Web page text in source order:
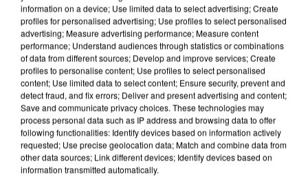
APRÈS TOUTES CES CANICULES, LES REFUGES
DE FAUNE SAUVAGE SONT...
information on a device; Use limited data to select advertising; Create
profiles for personalised advertising; Use profiles to select personalised
advertising; Measure advertising performance; Measure content
performance; Understand audiences through statistics or combinations
of data from different sources; Develop and improve services; Create
profiles to personalise content; Use profiles to select personalised
content; Use limited data to select content; Ensure security, prevent and
detect fraud, and fix errors; Deliver and present advertising and content;
Save and communicate privacy choices. These technologies may
process personal data such as IP address and browsing data to offer
following functionalities: Identify devices based on information actively
requested; Use precise geolocation data; Match and combine data from
other data sources; Link different devices; Identify devices based on
information transmitted automatically.